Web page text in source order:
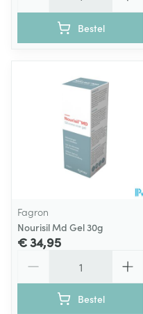
Bestel
Fagron
Nourisil Md Gel 30g
€ 34,95
Bestel